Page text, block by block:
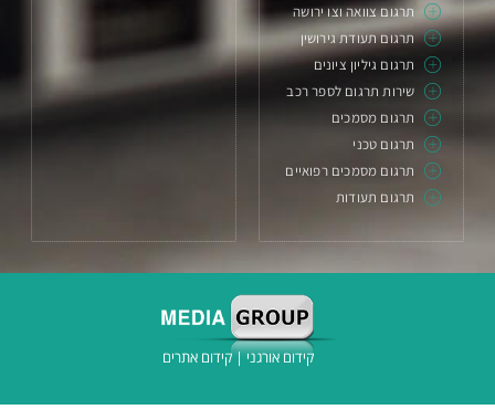
תרגום צוואה וצו ירושה
תרגום תעודת גירושין
תרגום גיליון ציונים
שירות תרגום לספר רכב
תרגום מסמכים
תרגום טכני
תרגום מסמכים רפואיים
תרגום תעודות
קידום אורגני|קידום אתרים